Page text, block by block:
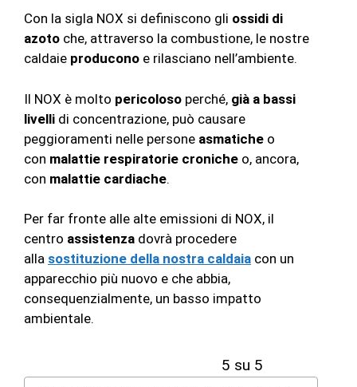
Con la sigla NOX si definiscono gli ossidi di
azoto che, attraverso la combustione, le nostre
caldaie producono e rilasciano nell’ambiente.
Il NOX è molto pericoloso perché, già a bassi
livelli di concentrazione, può causare
peggioramenti nelle persone asmatiche o
con malattie respiratorie croniche o, ancora,
con malattie cardiache.
Per far fronte alle alte emissioni di NOX, il
centro assistenza dovrà procedere
alla sostituzione della nostra caldaia con un
apparecchio più nuovo e che abbia,
consequenzialmente, un basso impatto
ambientale.
5 su 5